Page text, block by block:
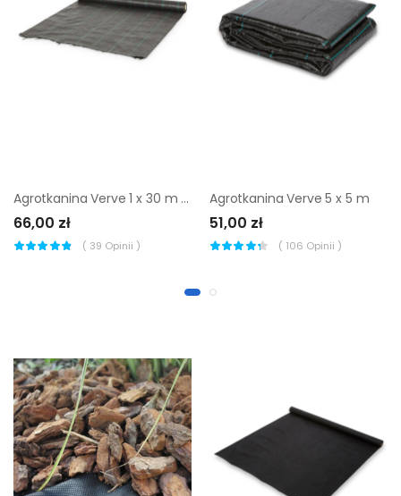
Agrotkanina Verve 1 x 30 m rolka
66,00 zł
( 39 Opinii )
Agrotkanina Verve 5 x 5 m
51,00 zł
( 106 Opinii )